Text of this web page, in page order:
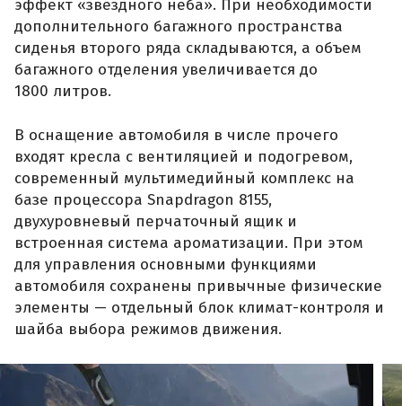
эффект «звездного неба». При необходимости
дополнительного багажного пространства
сиденья второго ряда складываются, а объем
багажного отделения увеличивается до
1800 литров.
В оснащение автомобиля в числе прочего
входят кресла с вентиляцией и подогревом,
современный мультимедийный комплекс на
базе процессора Snapdragon 8155,
двухуровневый перчаточный ящик и
встроенная система ароматизации. При этом
для управления основными функциями
автомобиля сохранены привычные физические
элементы — отдельный блок климат-контроля и
шайба выбора режимов движения.